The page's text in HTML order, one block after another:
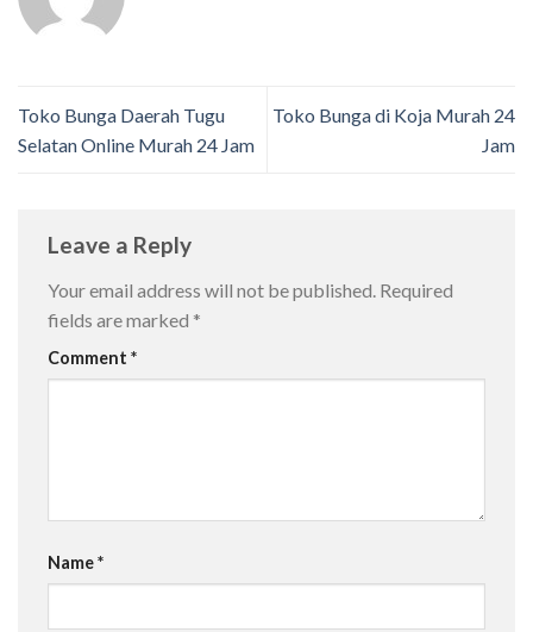
Toko Bunga Daerah Tugu
Selatan Online Murah 24 Jam
Toko Bunga di Koja Murah 24
Jam
Leave a Reply
Your email address will not be published. Required
fields are marked *
Comment *
Name*